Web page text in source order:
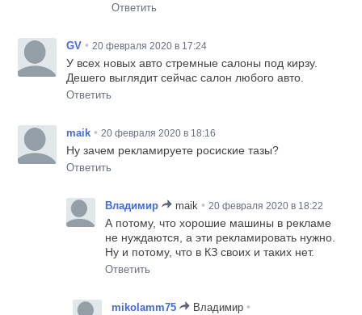
Ответить
GV • 20 февраля 2020 в 17:24
У всех новых авто стремные салоны под кирзу.
Дешего выглядит сейчас салон любого авто.
Ответить
maik • 20 февраля 2020 в 18:16
Ну зачем рекламируете росиские тазы?
Ответить
Владимир maik • 20 февраля 2020 в 18:22
А потому, что хорошие машины в рекламе
не нуждаются, а эти рекламировать нужно.
Ну и потому, что в КЗ своих и таких нет.
Ответить
mikolamm75 Владимир •